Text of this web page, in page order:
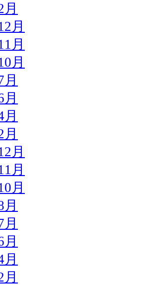
月
月
月
月
月
月